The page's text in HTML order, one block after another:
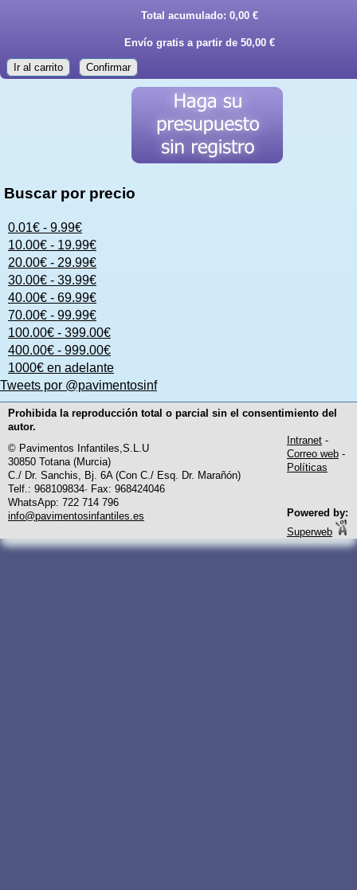
Total acumulado: 0,00 €
Envío gratis a partir de 50,00 €
Ir al carrito Confirmar
Buscar por precio
0.01€ - 9.99€
10.00€ - 19.99€
20.00€ - 29.99€
30.00€ - 39.99€
40.00€ - 69.99€
70.00€ - 99.99€
100.00€ - 399.00€
400.00€ - 999.00€
1000€ en adelante
Tweets por @pavimentosinf
Prohibida la reproducción total o parcial sin el consentimiento del
autor.
© Pavimentos Infantiles,S.L.U
30850 Totana (Murcia)
C./ Dr. Sanchis, Bj. 6A (Con C./ Esq. Dr. Marañón)
Telf.: 968109834· Fax: 968424046
WhatsApp: 722 714 796
info@pavimentosinfantiles.es
Intranet -
Correo web -
Políticas
Powered by:
Superweb